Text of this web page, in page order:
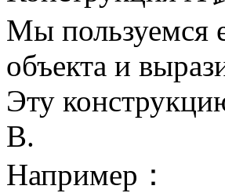
Мы пользуемся
объекта и
Эту
В.
Например：